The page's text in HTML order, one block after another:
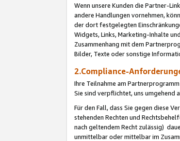
Wenn unsere Kunden die Partner-
andere Handlungen vornehmen,
der dort festgelegten
Widgets, Links, Marketing-Inhalte
Zusammenhang mit dem
Bilder, Texte oder sonstige
2.Compliance-
Ihre Teilnahme am
Sie sind verpflichtet, uns umgehend
Für den Fall, dass Sie gegen diese
stehenden Rechten und
nach geltendem Recht zulässig)
unmittelbar oder mittelbar im